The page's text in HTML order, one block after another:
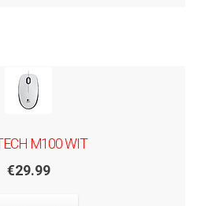
M100 WIT
€29.99